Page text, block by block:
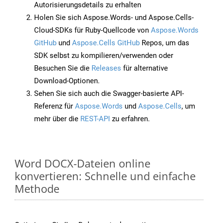
Autorisierungsdetails zu erhalten
Holen Sie sich Aspose.Words- und Aspose.Cells-
Cloud-SDKs für Ruby-Quellcode von Aspose.Words
GitHub und Aspose.Cells GitHub Repos, um das
SDK selbst zu kompilieren/verwenden oder
Besuchen Sie die Releases für alternative
Download-Optionen.
Sehen Sie sich auch die Swagger-basierte API-
Referenz für Aspose.Words und Aspose.Cells, um
mehr über die REST-API zu erfahren.
Word DOCX-Dateien online
konvertieren: Schnelle und einfache
Methode